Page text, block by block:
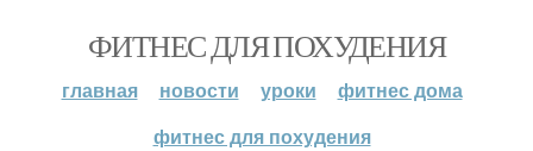
ФИТНЕС ДЛЯ ПОХУДЕНИЯ
главная новости уроки
фитнес дома
фитнес для похудения